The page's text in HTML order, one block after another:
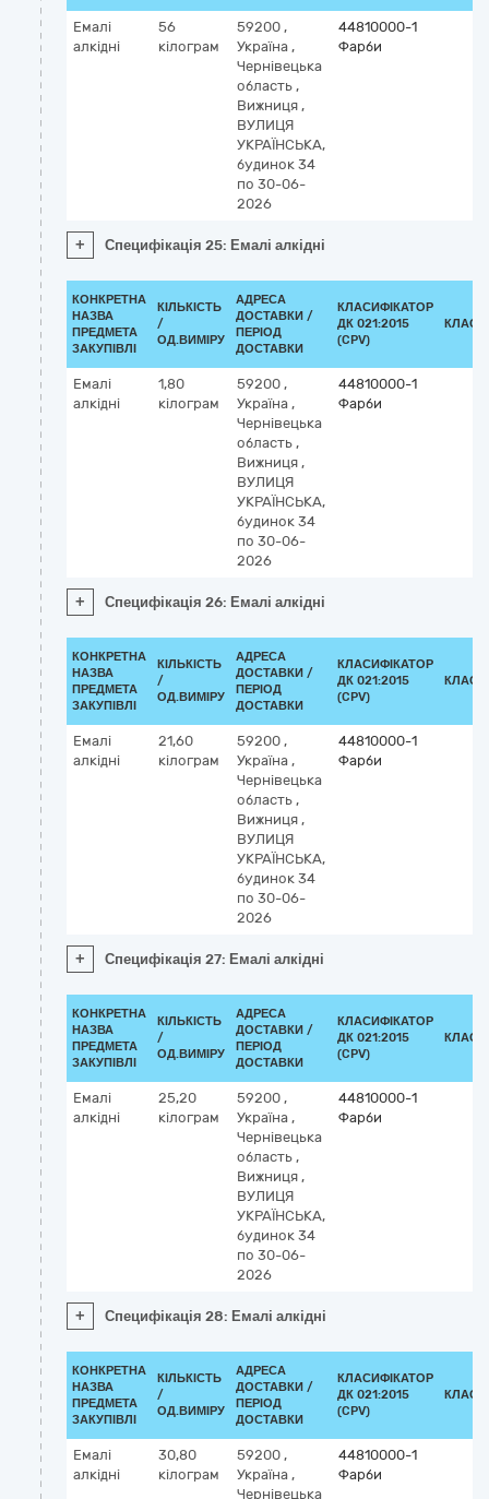
Емалі
алкідні
56
кілограм
59200 ,
Україна ,
Чернівецька
область ,
Вижниця ,
ВУЛИЦЯ
УКРАЇНСЬКА,
будинок 34
по 30-06-
2026
44810000-1
Фарби
+ Специфікація 25: Емалі алкідні
КОНКРЕТНА
НАЗВА
ПРЕДМЕТА
ЗАКУПІВЛІ
КІЛЬКІСТЬ
/
ОД.ВИМІРУ
АДРЕСА
ДОСТАВКИ /
ПЕРІОД
ДОСТАВКИ
КЛАСИФІКАТОР
ДК 021:2015
(CPV)
Емалі
алкідні
1,80
кілограм
59200 ,
Україна ,
Чернівецька
область ,
Вижниця ,
ВУЛИЦЯ
УКРАЇНСЬКА,
будинок 34
по 30-06-
2026
44810000-1
Фарби
+ Специфікація 26: Емалі алкідні
КОНКРЕТНА
НАЗВА
ПРЕДМЕТА
ЗАКУПІВЛІ
КІЛЬКІСТЬ
/
ОД.ВИМІРУ
АДРЕСА
ДОСТАВКИ /
ПЕРІОД
ДОСТАВКИ
КЛАСИФІКАТОР
ДК 021:2015
(CPV)
Емалі
алкідні
21,60
кілограм
59200 ,
Україна ,
Чернівецька
область ,
Вижниця ,
ВУЛИЦЯ
УКРАЇНСЬКА,
будинок 34
по 30-06-
2026
44810000-1
Фарби
+ Специфікація 27: Емалі алкідні
КОНКРЕТНА
НАЗВА
ПРЕДМЕТА
ЗАКУПІВЛІ
КІЛЬКІСТЬ
/
ОД.ВИМІРУ
АДРЕСА
ДОСТАВКИ /
ПЕРІОД
ДОСТАВКИ
КЛАСИФІКАТОР
ДК 021:2015
(CPV)
Емалі
алкідні
25,20
кілограм
59200 ,
Україна ,
Чернівецька
область ,
Вижниця ,
ВУЛИЦЯ
УКРАЇНСЬКА,
будинок 34
по 30-06-
2026
44810000-1
Фарби
+ Специфікація 28: Емалі алкідні
КОНКРЕТНА
НАЗВА
ПРЕДМЕТА
ЗАКУПІВЛІ
КІЛЬКІСТЬ
/
ОД.ВИМІРУ
АДРЕСА
ДОСТАВКИ /
ПЕРІОД
ДОСТАВКИ
КЛАСИФІКАТОР
ДК 021:2015
(CPV)
Емалі
алкідні
30,80
кілограм
59200 ,
Україна ,
Чернівецька
44810000-1
Фарби